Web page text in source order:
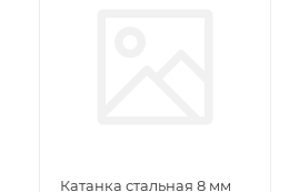
Катанка стальная 8 мм